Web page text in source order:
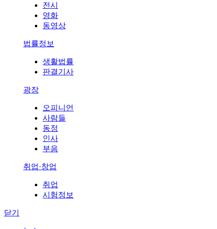
전시
영화
동영상
법률정보
생활법률
판결기사
광장
오피니언
사람들
동정
인사
부음
취업·창업
취업
시험정보
닫기